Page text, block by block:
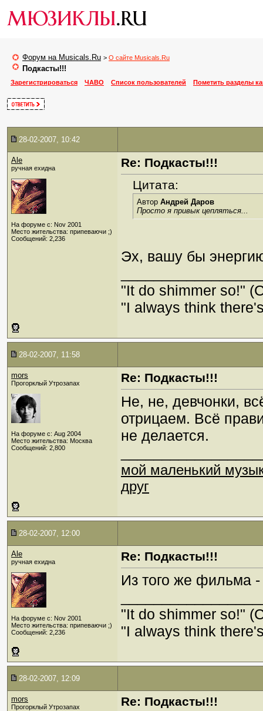
Форум на Musicals.Ru > О сайте Musicals.Ru
Подкасты!!!
Зарегистрироваться ЧАВО Список пользователей Пометить разделы
28-02-2007, 10:42
Ale
ручная ехидна
На форуме с: Nov 2001
Место жительства: припеваючи ;)
Сообщений: 2,236
Re: Подкасты!!!
Цитата:
Автор Андрей Даров
Просто я привык цепляться...
Эх, вашу бы
"It do shimmer so!"
"I always think
28-02-2007, 11:58
mors
Прогорклый Утрозапах
На форуме с: Aug 2004
Место жительства: Москва
Сообщений: 2,800
Re: Подкасты!!!
Не, не, девчонки,
отрицаем. Всё
не делается.
мой маленький
друг
28-02-2007, 12:00
Ale
ручная ехидна
На форуме с: Nov 2001
Место жительства: припеваючи ;)
Сообщений: 2,236
Re: Подкасты!!!
Из того же фильма
"It do shimmer so!"
"I always think
28-02-2007, 12:09
mors
Прогорклый Утрозапах Re: Подкасты!!!